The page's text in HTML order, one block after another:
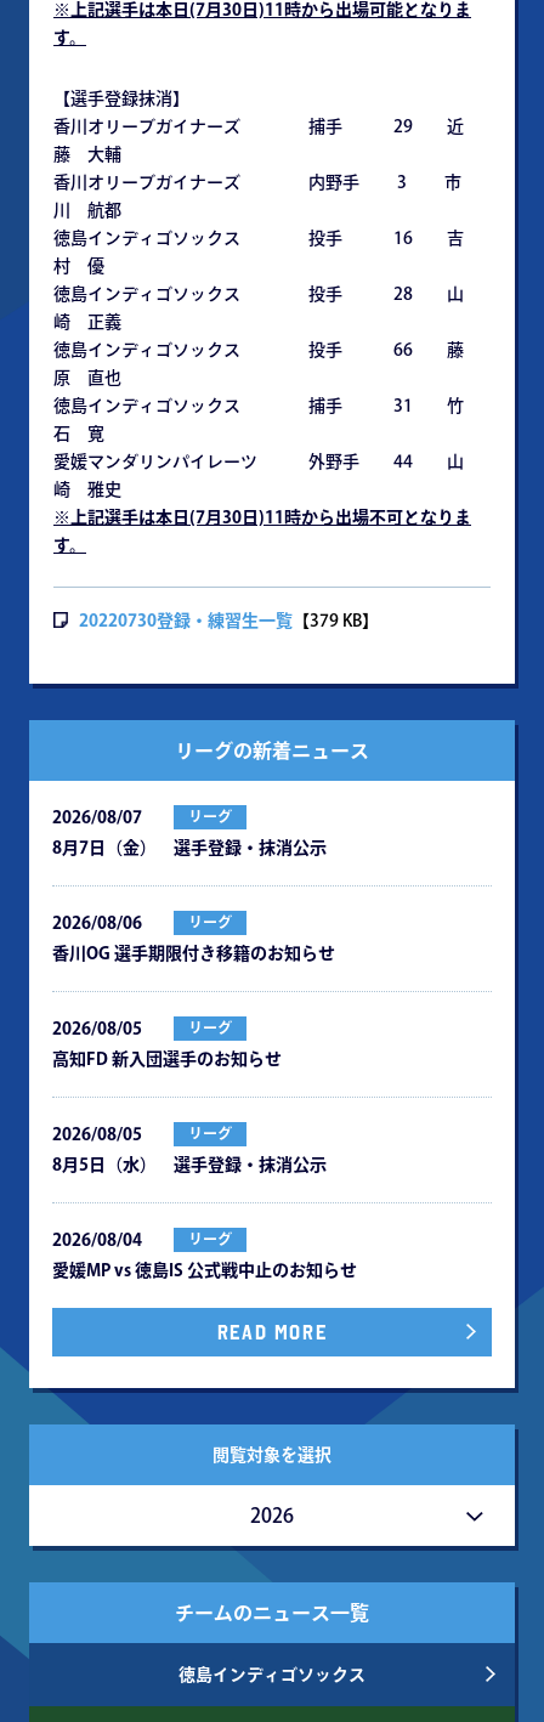
※
上記選手は本日(7月30日)11時から出場可能となりま
す。
【選手登録抹消】
香川オリーブガイナーズ 捕手 29 近
藤 大輔
香川オリーブガイナーズ 内野手 3 市
川 航都
徳島インディゴソックス 投手 16 吉
村 優
徳島インディゴソックス 投手 28 山
崎 正義
徳島インディゴソックス 投手 66 藤
原 直也
徳島インディゴソックス 捕手 31 竹
石 寛
愛媛マンダリンパイレーツ 外野手 44 山
崎 雅史
※上記選手は本日(7月30日)11時から出場不可となりま
す。
20220730登録・練習生一覧 【379 KB】
リーグの新着ニュース
2026/08/07 リーグ
8月7日（金） 選手登録・抹消公示
2026/08/06 リーグ
⾹川OG 選⼿期限付き移籍のお知らせ
2026/08/05 リーグ
⾼知FD 新⼊団選⼿のお知らせ
2026/08/05 リーグ
8月5日（水） 選手登録・抹消公示
2026/08/04 リーグ
愛媛MP vs 徳島IS 公式戦中⽌のお知らせ
READ MORE
閲覧対象を選択
2026
チームのニュース一覧
徳島インディゴソックス